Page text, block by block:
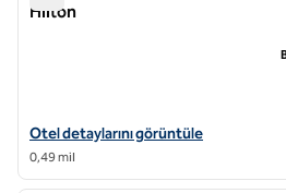
Hilton
Hotel Theodore Seattle Downtown,
Otel detaylarını görüntüle
0,49 mil